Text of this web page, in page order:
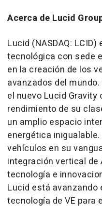
Acerca de Lucid
Lucid (NASDAQ:
tecnológica con sede
en la creación de los
avanzados del
el nuevo Lucid
rendimiento de su
un amplio espacio
energética
vehículos en su
integración vertical de
tecnología e
Lucid está avanzando
tecnología de VE para